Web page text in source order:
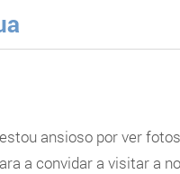
ansioso por ver
a convidar a visitar a